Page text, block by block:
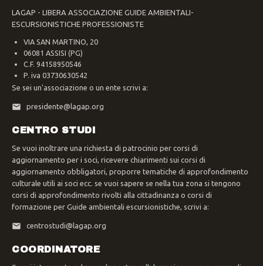
LAGAP - LIBERA ASSOCIAZIONE GUIDE AMBIENTALI-
ESCURSIONISTICHE PROFESSIONISTE
VIA SAN MARTINO, 20
06081 ASSISI (PG)
C.F. 94158950546
P. iva 03730630542
Se sei un'associazione o un ente scrivi a:
presidente@lagap.org
CENTRO STUDI
Se vuoi inoltrare una richiesta di patrocinio per corsi di
aggiornamento per i soci, ricevere chiarimenti sui corsi di
aggiornamento obbligatori, proporre tematiche di approfondimento
culturale utili ai soci ecc. se vuoi sapere se nella tua zona si tengono
corsi di approfondimento rivolti alla cittadinanza o corsi di
formazione per Guide ambientali escursionistiche, scrivi a:
centrostudi@lagap.org
COORDINATORE